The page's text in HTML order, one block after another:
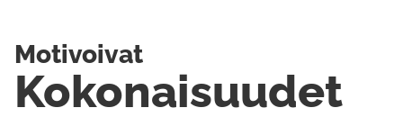
Kokonaisuudet
Motivoivat